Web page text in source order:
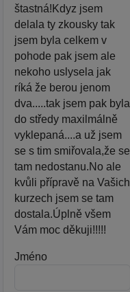
štastná!Kdyz jsem
delala ty zkousky tak
jsem byla celkem v
pohode pak jsem ale
nekoho uslysela jak
ríká že berou jenom
dva.....tak jsem pak byla
do středy maxilmálně
vyklepaná....a už jsem
se s tim smiřovala,že se
tam nedostanu.No ale
kvůli přípravě na Vašich
kurzech jsem se tam
dostala.Úplně všem
Vám moc děkuji!!!!!
Jméno